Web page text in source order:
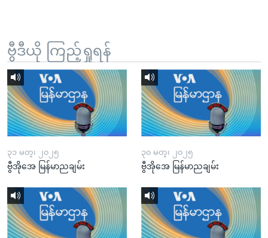
ဗွီဒီယို ကြည့်ရှုရန်
၃၁ မတ္၊ ၂၀၂၅
ဗွီအိုအေ မြန်မာညချမ်း
၃၀ မတ္၊ ၂၀၂၅
ဗွီအိုအေ မြန်မာညချမ်း